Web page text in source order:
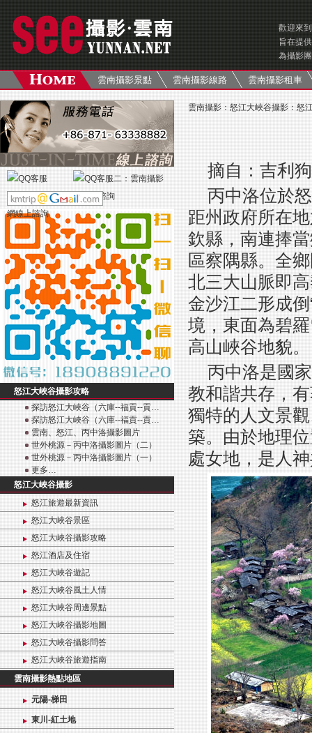
歡迎來
旨在提供
為攝影
雲南攝影景點 雲南攝影線路 雲南攝影租車
怒江大峽谷攝影攻略
探訪怒江大峽谷（六庫--福貢--貢…
探訪怒江大峽谷（六庫--福貢--貢…
雲南、怒江、丙中洛攝影圖片
世外桃源－丙中洛攝影圖片（二）
世外桃源－丙中洛攝影圖片（一）
更多…
怒江大峽谷攝影
怒江旅遊最新資訊
怒江大峽谷景區
怒江大峽谷攝影攻略
怒江酒店及住宿
怒江大峽谷遊記
怒江大峽谷風土人情
怒江大峽谷周邊景點
怒江大峽谷攝影地圖
怒江大峽谷攝影問答
怒江大峽谷旅遊指南
雲南攝影熱點地區
元陽-梯田
東川-紅土地
雲南攝影 ： 怒江大峽谷攝影 ： 怒
摘自：吉利
丙中洛位於
距州政府所在
欽縣，南連捧
區察隅縣。全
北三大山脈即
金沙江二形成
境，東面為碧
高山峽谷地貌。
丙中洛是國
教和諧共存，
獨特的人文景
築。由於地理
處女地，是人